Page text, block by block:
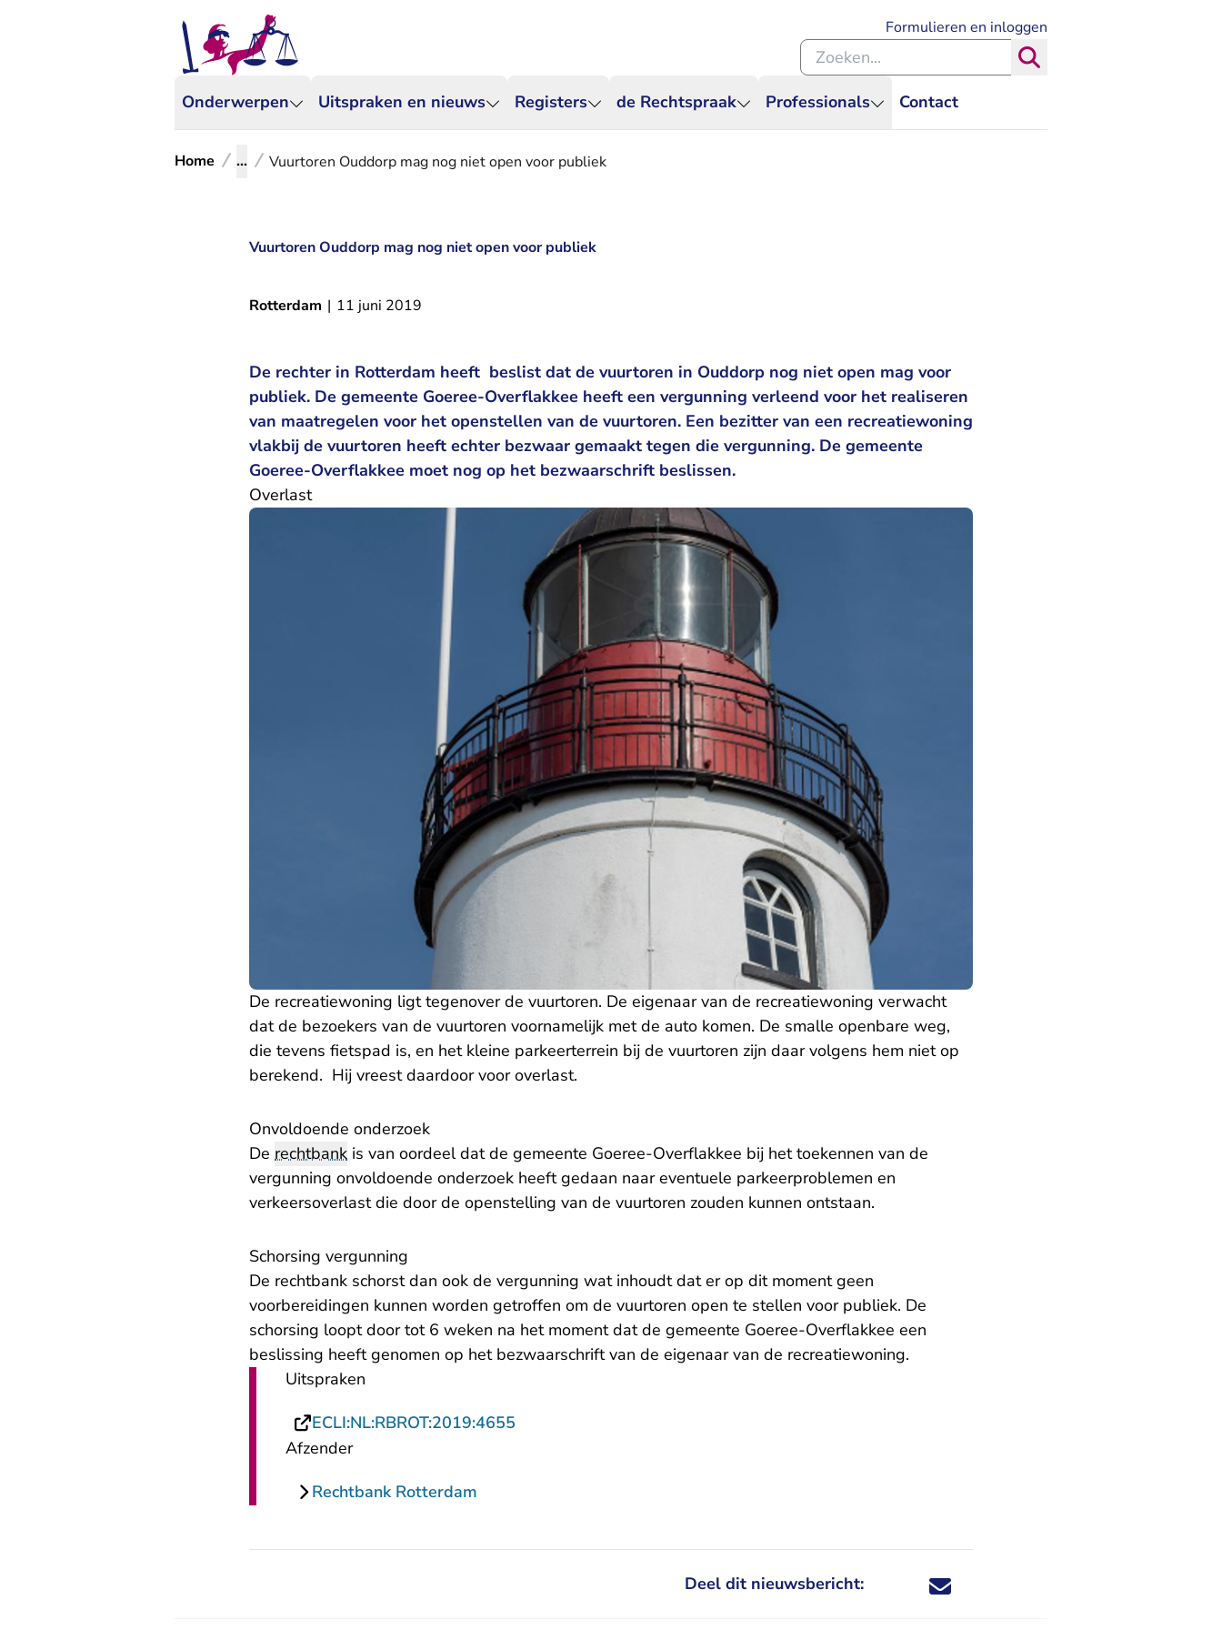
Onderwerpen Uitspraken en nieuws Registers de Rechtspraak Professionals Contact
Formulieren en inloggen
Zoeken binnen de Rechtspraak
Home ... Vuurtoren Ouddorp mag nog niet open voor publiek
Vuurtoren Ouddorp mag nog niet open voor publiek
Rotterdam | 11 juni 2019
De rechter in Rotterdam heeft beslist dat de vuurtoren in Ouddorp nog niet open mag voor
publiek. De gemeente Goeree-Overflakkee heeft een vergunning verleend voor het realiseren
van maatregelen voor het openstellen van de vuurtoren. Een bezitter van een recreatiewoning
vlakbij de vuurtoren heeft echter bezwaar gemaakt tegen die vergunning. De gemeente
Goeree-Overflakkee moet nog op het bezwaarschrift beslissen.
Overlast
De recreatiewoning ligt tegenover de vuurtoren. De eigenaar van de recreatiewoning verwacht
dat de bezoekers van de vuurtoren voornamelijk met de auto komen. De smalle openbare weg,
die tevens fietspad is, en het kleine parkeerterrein bij de vuurtoren zijn daar volgens hem niet op
berekend. Hij vreest daardoor voor overlast.
Onvoldoende onderzoek
De rechtbank is van oordeel dat de gemeente Goeree-Overflakkee bij het toekennen van de
vergunning onvoldoende onderzoek heeft gedaan naar eventuele parkeerproblemen en
verkeersoverlast die door de openstelling van de vuurtoren zouden kunnen ontstaan.
Schorsing vergunning
De rechtbank schorst dan ook de vergunning wat inhoudt dat er op dit moment geen
voorbereidingen kunnen worden getroffen om de vuurtoren open te stellen voor publiek. De
schorsing loopt door tot 6 weken na het moment dat de gemeente Goeree-Overflakkee een
beslissing heeft genomen op het bezwaarschrift van de eigenaar van de recreatiewoning.
Uitspraken
ECLI:NL:RBROT:2019:4655
Afzender
Rechtbank Rotterdam
Deel dit nieuwsbericht: Deel dit nieuwsbericht via X - U verlaat
Deel dit nieuwsbericht via Facebook - U
Deel dit nieuwsbericht via e-mail
Deel dit nieuwsbericht via LinkedIn - U